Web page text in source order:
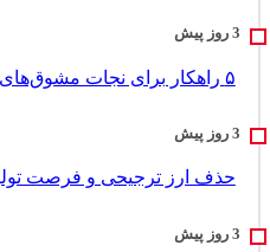
۵ راهکار برای نجات مشوق‌های مالیاتی از رانت و فساد
حذف ارز ترجیحی و فرصت